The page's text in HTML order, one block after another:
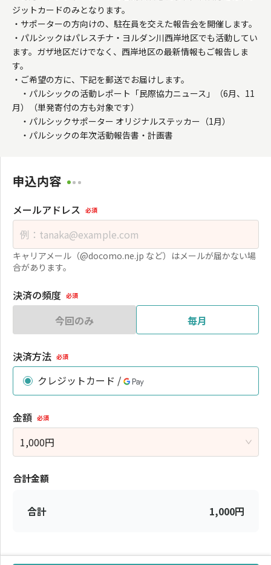
ジットカードのみとなります。
・サポーターの方向けの、駐在員を交えた報告会を開催します。
・パルシックはパレスチナ・ヨルダン川西岸地区でも活動してい
ます。ガザ地区だけでなく、西岸地区の最新情報もご報告しま
す。
・ご希望の方に、下記を郵送でお届けします。
・パルシックの活動レポート「民際協力ニュース」（6月、11
月）（単発寄付の方も対象です）
・パルシックサポーター オリジナルステッカー（1月）
・パルシックの年次活動報告書・計画書
申込内容
メールアドレス 必須
キャリアメール（@docomo.ne.jp など）はメールが届かない場
合があります。
決済の頻度 必須
今回のみ 毎月
決済方法 必須
クレジットカード /
金額 必須
1,000円
合計金額
合計 1,000円